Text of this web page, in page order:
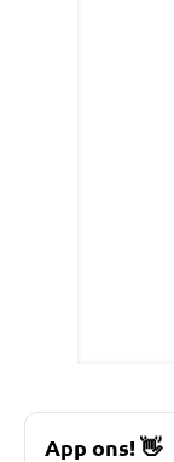
App ons!👋